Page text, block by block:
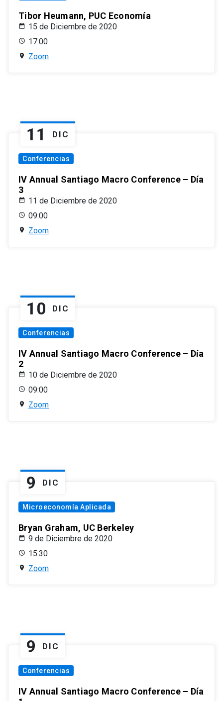
Tibor Heumann, PUC Economía
15 de Diciembre de 2020
17:00
Zoom
11 DIC
Conferencias
IV Annual Santiago Macro Conference – Día
3
11 de Diciembre de 2020
09:00
Zoom
10 DIC
Conferencias
IV Annual Santiago Macro Conference – Día
2
10 de Diciembre de 2020
09:00
Zoom
9 DIC
Microeconomía Aplicada
Bryan Graham, UC Berkeley
9 de Diciembre de 2020
15:30
Zoom
9 DIC
Conferencias
IV Annual Santiago Macro Conference – Día